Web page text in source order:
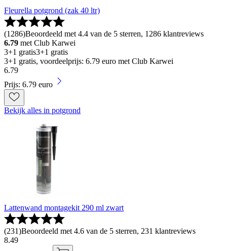
Fleurella potgrond (zak 40 ltr)
(1286)Beoordeeld met 4.4 van de 5 sterren, 1286 klantreviews
6.79 met Club Karwei
3+1 gratis3+1 gratis
3+1 gratis, voordeelprijs: 6.79 euro met Club Karwei
6.79
Prijs: 6.79 euro
Bekijk alles in potgrond
Lattenwand montagekit 290 ml zwart
(231)Beoordeeld met 4.6 van de 5 sterren, 231 klantreviews
8.49